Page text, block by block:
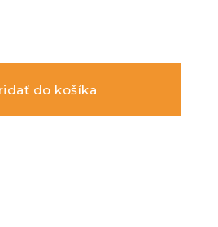
do košíka